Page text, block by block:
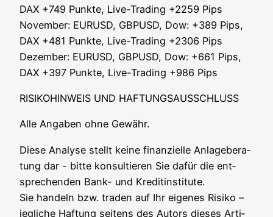
DAX +749 Punk­te, Live-Tra­ding +2259 Pips
Novem­ber: EURUSD, GBPUSD, Dow: +389 Pips,
DAX +481 Punk­te, Live-Tra­ding +2306 Pips
Dezem­ber: EURUSD, GBPUSD, Dow: +661 Pips,
DAX +397 Punk­te, Live-Tra­ding +986 Pips
RISIKOHINWEIS UND HAFTUNGSAUSSCHLUSS
Alle Anga­ben ohne Gewähr.
Die­se Ana­ly­se stellt kei­ne finan­zi­el­le Anla­ge­be­ra­
tung dar - bit­te kon­sul­tie­ren Sie dafür die ent­
spre­chen­den Bank- und Kre­dit­in­sti­tu­te.
Sie han­deln bzw. traden auf Ihr eige­nes Risi­ko –
jeg­li­che Haf­tung sei­tens des Autors die­ses Arti­